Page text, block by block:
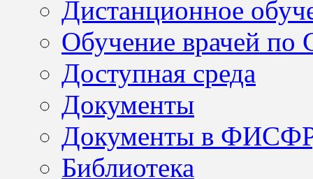
Дистанционное
Обучение врачей по
Доступная среда
Документы
Документы в
Библиотека